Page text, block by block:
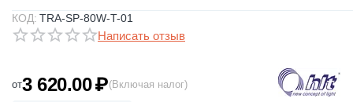
КОД: TRA-SP-80W-T-01
Написать отзыв
от3 620.00₽(Включая налог)